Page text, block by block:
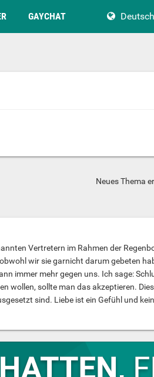
GAYCHAT Deutsch
Neues Thema
Vertretern im Rahmen der
wir sie garnicht darum gebeten
immer mehr gegen uns. Ich sage:
wollen, sollte man das akzeptieren.
sind. Liebe ist ein Gefühl und